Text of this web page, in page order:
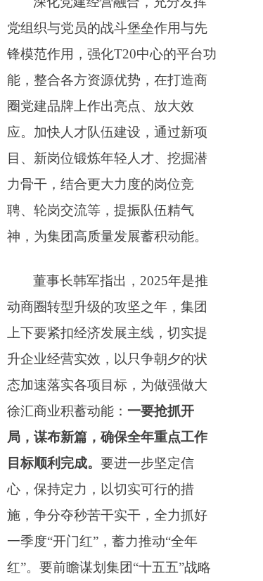
党组织与党员的战斗堡垒作用与先
锋模范作用，强化T20中心的平台功
能，整合各方资源优势，在打造商
圈党建品牌上作出亮点、放大效
应。加快人才队伍建设，通过新项
目、新岗位锻炼年轻人才、挖掘潜
力骨干，结合更大力度的岗位竞
聘、轮岗交流等，提振队伍精气
神，为集团高质量发展蓄积动能。
董事长韩军指出， 2025年是推
动商圈转型升级的攻坚之年，集团
上下要紧扣经济发展主线，切实提
升企业经营实效，以只争朝夕的状
态加速落实各项目标，为做强做大
徐汇商业积蓄动能： 一要抢抓开
局，谋布新篇，确保全年重点工作
目标顺利完成。 要进一步坚定信
心，保持定力，以切实可行的措
施，争分夺秒苦干实干，全力抓好
一季度“开门红” ，蓄力推动“全年
红”。要前瞻谋划集团“十五五”战略